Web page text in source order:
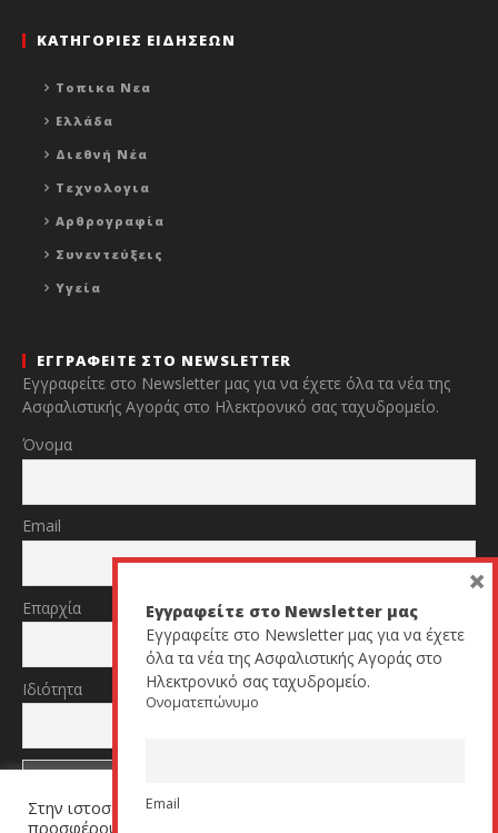
ΚΑΤΗΓΟΡΙΕΣ ΕΙΔΗΣΕΩΝ
Τοπικα Νεα
Ελλάδα
Διεθνή Νέα
Τεχνολογια
Αρθρογραφία
Συνεντεύξεις
Υγεία
ΕΓΓΡΑΦΕΙΤΕ ΣΤΟ NEWSLETTER
Εγγραφείτε στο Newsletter μας για να έχετε όλα τα νέα της
Ασφαλιστικής Αγοράς στο Ηλεκτρονικό σας ταχυδρομείο.
Όνομα
Email
Επαρχία
Ιδιότητα
Στην ιστοσελίδα μας χρησιμοποιούμε cookies για να σας
προσφέρουμε μία εξατομικευμένη εμπειρία. Πατήστε
Εγγραφείτε στο Newsletter μας
Εγγραφείτε στο Newsletter μας για να έχετε
όλα τα νέα της Ασφαλιστικής Αγοράς στο
Ηλεκτρονικό σας ταχυδρομείο.
Ονοματεπώνυμο
Email
×